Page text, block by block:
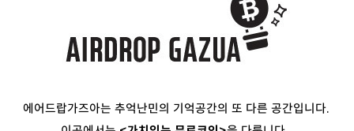
에어드랍가즈아는 추억난민의 기억공간의 또 다른 공간입니다.